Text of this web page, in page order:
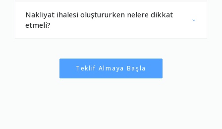
Nakliyat ihalesi oluştururken nelere dikkat
etmeli?
Teklif Almaya Başla